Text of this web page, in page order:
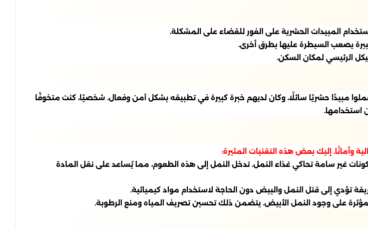
المبيدات الحشرية على الفور للقضاء على المشكلة.
يصعب السيطرة عليها بطرق أخرى.
الرئيسي لمكان السكن.
حشريًا سائلًا، وكان لديهم خبرة كبيرة في تطبيقه بشكل آمن وفعال. شخصيًا، كنت متخوفًا
استخدامها.
وأمانًا. إليك بعض هذه التقنيات المثيرة:
غير سامة تحاكي غذاء النمل. تدخل النمل إلى هذه الطعوم، مما يُساعد على نقل المادة
تؤدي إلى قتل النمل والبيض دون الحاجة لاستخدام مواد كيميائية.
المؤثرة على وجود النمل الأبيض. يتضمن ذلك تحسين تصريف المياه ومنع الرطوبة.